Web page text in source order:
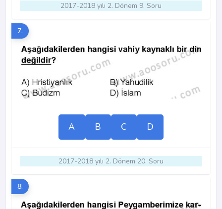
2017-2018 yılı 2. Dönem 9. Soru
7.
A B C D
2017-2018 yılı 2. Dönem 20. Soru
8.